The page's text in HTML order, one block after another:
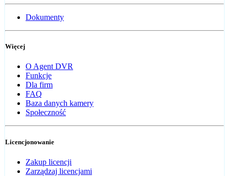
Dokumenty
Więcej
O Agent DVR
Funkcje
Dla firm
FAQ
Baza danych kamery
Społeczność
Licencjonowanie
Zakup licencji
Zarządzaj licencjami